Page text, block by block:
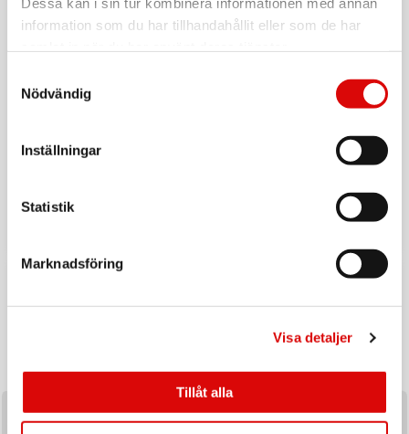
information som du har tillhandahållit eller som de har
Nödvändig
Inställningar
Statistik
Marknadsföring
Visa detaljer
Tillåt alla
Ladda upp inför hösten med ett handplockat sortiment av
produkter utvalda för säsongens efterfrågan och
KAMPANJ